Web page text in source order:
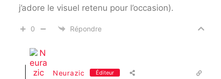
j’adore le visuel retenu pour l’occasion).
0 Répondre
Neurazic Éditeur